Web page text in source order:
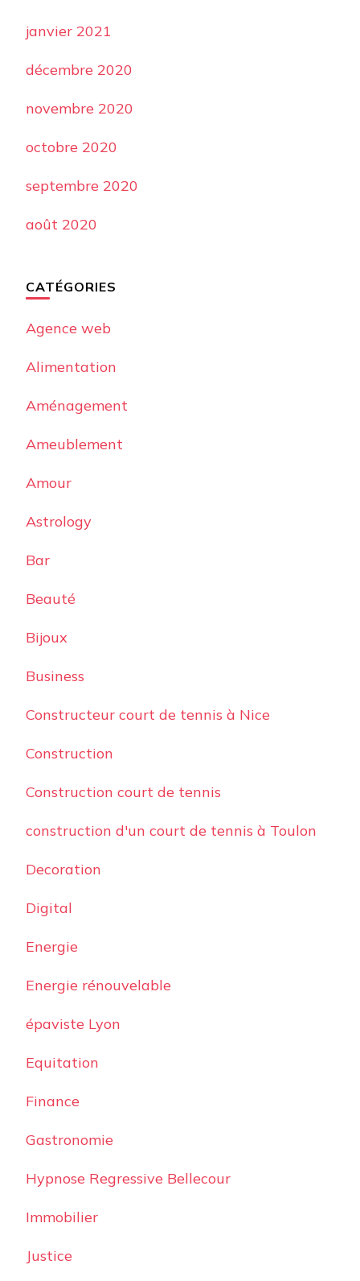
janvier 2021
décembre 2020
novembre 2020
octobre 2020
septembre 2020
août 2020
CATÉGORIES
Agence web
Alimentation
Aménagement
Ameublement
Amour
Astrology
Bar
Beauté
Bijoux
Business
Constructeur court de tennis à Nice
Construction
Construction court de tennis
construction d'un court de tennis à Toulon
Decoration
Digital
Energie
Energie rénouvelable
épaviste Lyon
Equitation
Finance
Gastronomie
Hypnose Regressive Bellecour
Immobilier
Justice